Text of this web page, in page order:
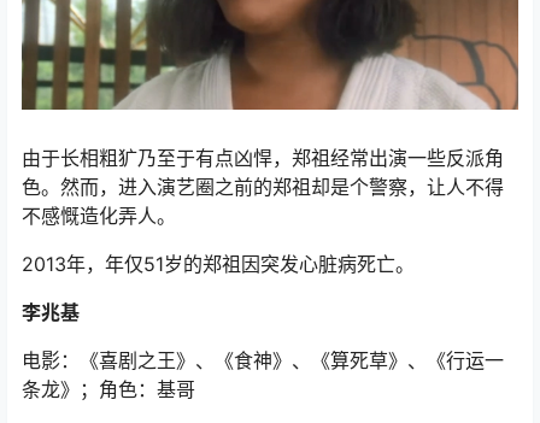
由于长相粗犷乃至于有点凶悍，郑祖经常出演一些反派角
色。然而，进入演艺圈之前的郑祖却是个警察，让人不得
不感慨造化弄人。
2013年，年仅51岁的郑祖因突发心脏病死亡。
李兆基
电影：《喜剧之王》、《食神》、《算死草》、《行运一
条龙》；角色：基哥